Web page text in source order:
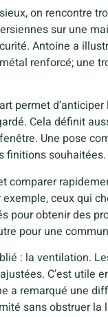
on rencontre
sur une
Antoine a
renforcé; une
permet
Cela définit
Une pose
finitions souhaitées.
comparer
ceux qui
pour obtenir des
pour une
: la ventilation.
C’est utile
a remarqué une
sans obstruer la